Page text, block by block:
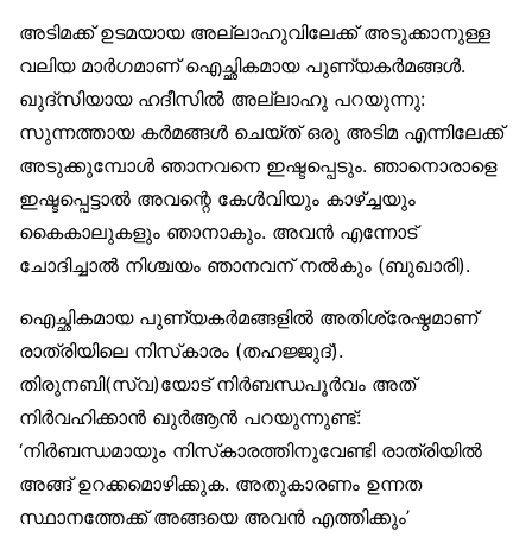
അടിമക്ക് ഉടമയായ അല്ലാഹുവിലേക്ക് അടുക്കാനുള്ള
വലിയ മാര്‍ഗമാണ് ഐച്ഛികമായ പുണ്യകര്‍മങ്ങള്‍.
ഖുദ്‌സിയായ ഹദീസില്‍ അല്ലാഹു പറയുന്നു:
സുന്നത്തായ കര്‍മങ്ങള്‍ ചെയ്ത് ഒരു അടിമ എന്നിലേക്ക്
അടുക്കുമ്പോള്‍ ഞാനവനെ ഇഷ്ടപ്പെടും. ഞാനൊരാളെ
ഇഷ്ടപ്പെട്ടാല്‍ അവന്റെ കേള്‍വിയും കാഴ്ച്ചയും
കൈകാലുകളും ഞാനാകും. അവന്‍ എന്നോട്
ചോദിച്ചാല്‍ നിശ്ചയം ഞാനവന് നല്‍കും (ബുഖാരി).
ഐച്ഛികമായ പുണ്യകര്‍മങ്ങളില്‍ അതിശ്രേഷ്ഠമാണ്
രാത്രിയിലെ നിസ്‌കാരം (തഹജ്ജുദ്).
തിരുനബി(സ്വ)യോട് നിര്‍ബന്ധപൂര്‍വം അത്
നിര്‍വഹിക്കാന്‍ ഖുര്‍ആന്‍ പറയുന്നുണ്ട്:
‘നിര്‍ബന്ധമായും നിസ്‌കാരത്തിനുവേണ്ടി രാത്രിയില്‍
അങ്ങ് ഉറക്കമൊഴിക്കുക. അതുകാരണം ഉന്നത
സ്ഥാനത്തേക്ക് അങ്ങയെ അവന്‍ എത്തിക്കും’